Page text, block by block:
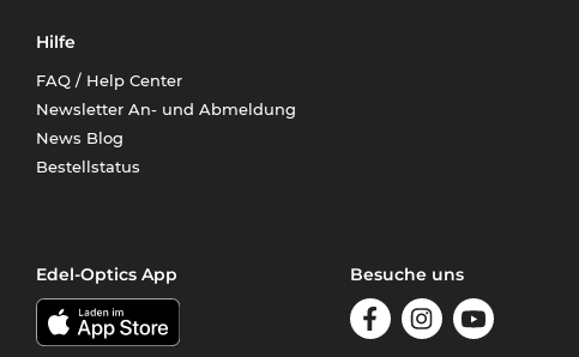
Hilfe
FAQ / Help Center
Newsletter An- und Abmeldung
News Blog
Bestellstatus
Edel-Optics App Besuche uns